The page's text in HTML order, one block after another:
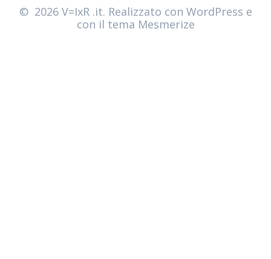
© 2026 V=IxR .it. Realizzato con WordPress e
con il tema Mesmerize